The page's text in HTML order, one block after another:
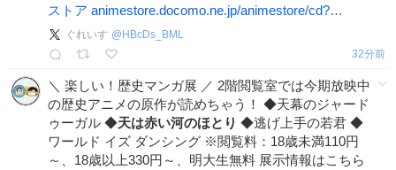
ストア animestore.docomo.ne.jp/animestore/cd?…
ぐれいす @ HBcDs_BML
32分前
＼ 楽しい！歴史マンガ展 ／ 2階閲覧室では今期放映中
の歴史アニメの原作が読めちゃう！ ◆天幕のジャード
ゥーガル ◆天は赤い河のほとり ◆逃げ上手の若君 ◆
ワールド イズ ダンシング ※閲覧料：18歳未満110円
～、18歳以上330円～、明大生無料 展示情報はこちら